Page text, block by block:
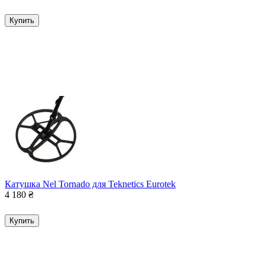
Купить
Катушка Nel Tornado для Teknetics Eurotek
4 180 ₴
Купить